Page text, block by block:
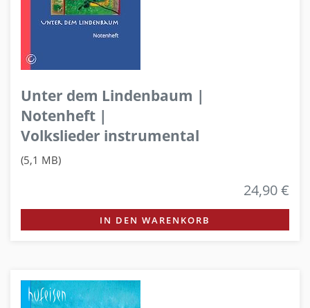
Unter dem Lindenbaum |
Notenheft |
Volkslieder instrumental
(5,1 MB)
24,90 €
IN DEN WARENKORB